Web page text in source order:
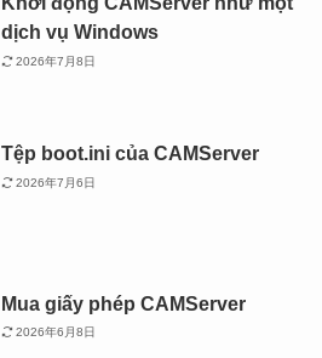
dịch vụ Windows
2026年7月8日
Tệp boot.ini của CAMServer
2026年7月6日
Mua giấy phép CAMServer
2026年6月8日